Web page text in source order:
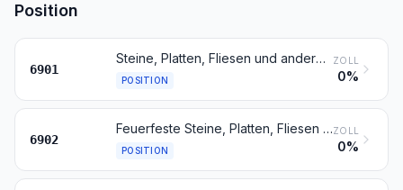
Position
6901
Steine, Platten, Fliesen und andere keramische Waren aus kieselsäurehaltigen fossilen Mehlen (z. B. Kieselgur, Tripel, Diatomit) oder aus ähnlichen kieselsäurehaltigen Erden
POSITION
ZOLL
0%
6902
Feuerfeste Steine, Platten, Fliesen und ähnliche feuerfeste keramische Bauteile, ausgenommen Waren aus kieselsäurehaltigen fossilen Mehlen oder ähnlichen kieselsäurehaltigen Erden
POSITION
ZOLL
0%